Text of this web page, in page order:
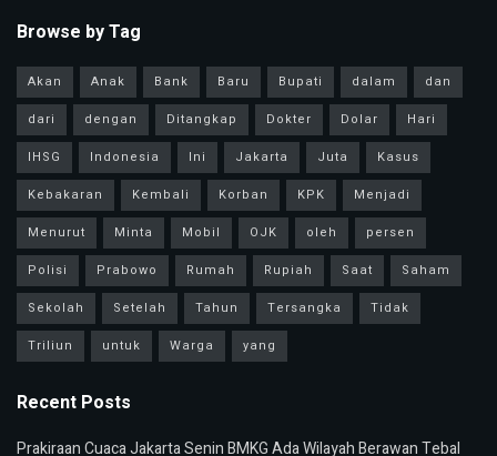
Browse by Tag
Akan Anak Bank Baru Bupati dalam
dan
dari
dengan Ditangkap Dokter Dolar
Hari
IHSG
Indonesia Ini Jakarta Juta
Kasus
Kebakaran
Kembali Korban KPK
Menjadi
Menurut
Minta Mobil OJK oleh
persen
Polisi
Prabowo Rumah Rupiah Saat
Saham
Sekolah
Setelah Tahun Tersangka
Tidak
Triliun
untuk Warga yang
Recent Posts
Prakiraan Cuaca Jakarta Senin BMKG Ada Wilayah Berawan Tebal